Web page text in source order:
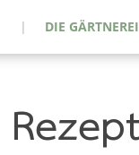
DIE GÄRTNEREI